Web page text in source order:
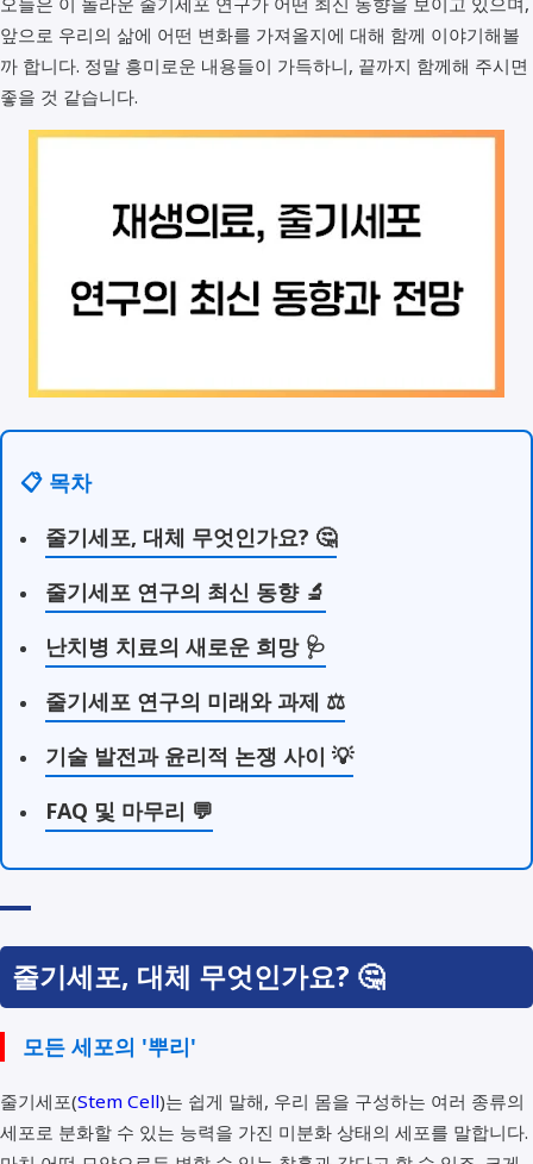
앞으로 우리의 삶에 어떤 변화를 가져올지에 대해 함께 이야기해볼
까 합니다. 정말 흥미로운 내용들이 가득하니, 끝까지 함께해 주시면
좋을 것 같습니다.
📋 목차
줄기세포, 대체 무엇인가요? 🤔
줄기세포 연구의 최신 동향 🔬
난치병 치료의 새로운 희망 🩺
줄기세포 연구의 미래와 과제 ⚖️
기술 발전과 윤리적 논쟁 사이 💡
FAQ 및 마무리 💬
줄기세포, 대체 무엇인가요? 🤔
모든 세포의 '뿌리'
줄기세포(Stem Cell)는 쉽게 말해, 우리 몸을 구성하는 여러 종류의
세포로 분화할 수 있는 능력을 가진 미분화 상태의 세포를 말합니다.